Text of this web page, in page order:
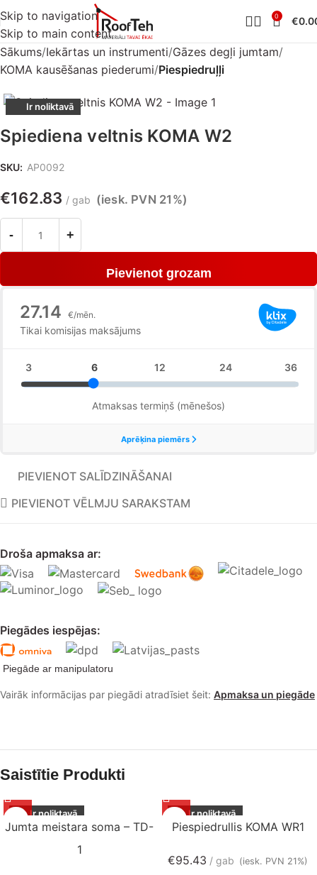
Skip to navigation
Skip to main content
0 €
Sākums Iekārtas un instrumenti Gāzes degļi jumtam
KOMA kausēšanas piederumi Piespiedruļļi
Ir noliktavā
Spiediena veltnis KOMA W2
SKU: AP0092
€162.83 gab (iesk. PVN 21%)
Pievienot grozam
Droša apmaksa ar:
Piegādes iespējas:
Piegāde ar manipulatoru
Vairāk informācijas par piegādi atradīsiet šeit: Apmaksa un piegāde
PIEVIENOT SALĪDZINĀŠANAI
PIEVIENOT VĒLMJU SARAKSTAM
Saistītie Produkti
Ir noliktavā
Jumta meistara soma – TD-
1
Ir noliktavā
Piespiedrullis KOMA WR1
€95.43 gab (iesk. PVN 21%)